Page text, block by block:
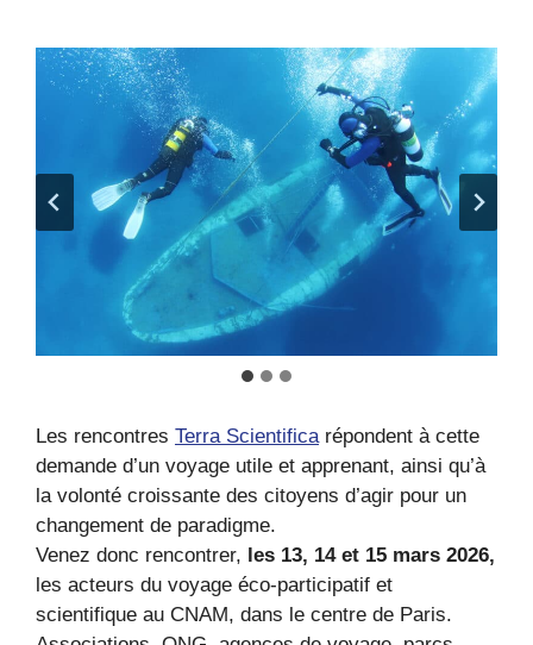
Les rencontres Terra Scientificarépondent à cette
demande d’un voyage utile et apprenant, ainsi qu’à
la volonté croissante des citoyens d’agir pour un
changement de paradigme.
Venez donc rencontrer, les 13, 14 et 15 mars 2026,
les acteurs du voyage éco-participatif et
scientifique au CNAM, dans le centre de Paris.